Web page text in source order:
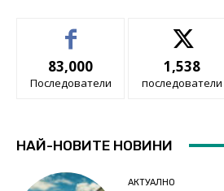
83,000
Последователи
1,538
последователи
НАЙ-НОВИТЕ НОВИНИ
АКТУАЛНО